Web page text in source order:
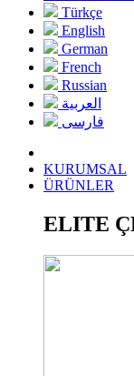
Türkçe
English
German
French
Russian
العربية
فارسی
KURUMSAL
ÜRÜNLER
ELITE